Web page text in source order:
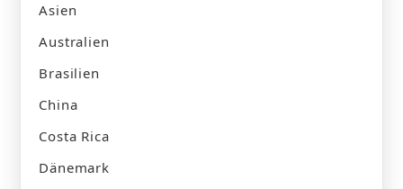
Asien
Australien
Brasilien
China
Costa Rica
Dänemark